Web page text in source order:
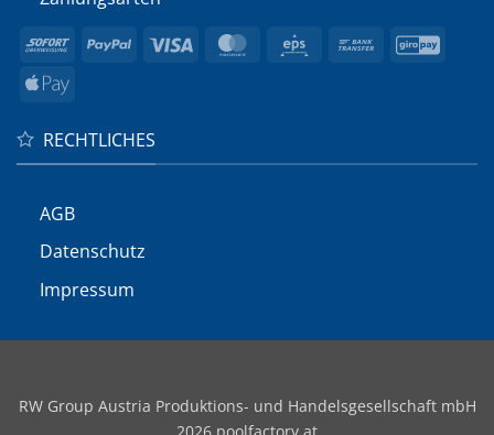
Sofort PayPal Visa MasterCard
Eps
Bank
Apple
RECHTLICHES
AGB
Datenschutz
Impressum
RW Group Austria Produktions- und Handelsgesellschaft mbH